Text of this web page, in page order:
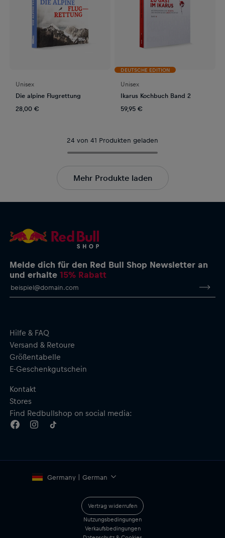
Unisex
Die alpine Flugrettung
28,00 €
DEUTSCHE EDITION
Unisex
Ikarus Kochbuch Band 2
59,95 €
24 von 41 Produkten geladen
Mehr Produkte laden
Melde dich für den Red Bull Shop Newsletter an
und erhalte15% Rabatt
Hilfe & FAQ
Versand & Retoure
Größentabelle
E-Geschenkgutschein
Kontakt
Stores
Find Redbullshop on social media:
Germany | German
Vertrag widerrufen
Nutzungsbedingungen
Verkaufsbedingungen